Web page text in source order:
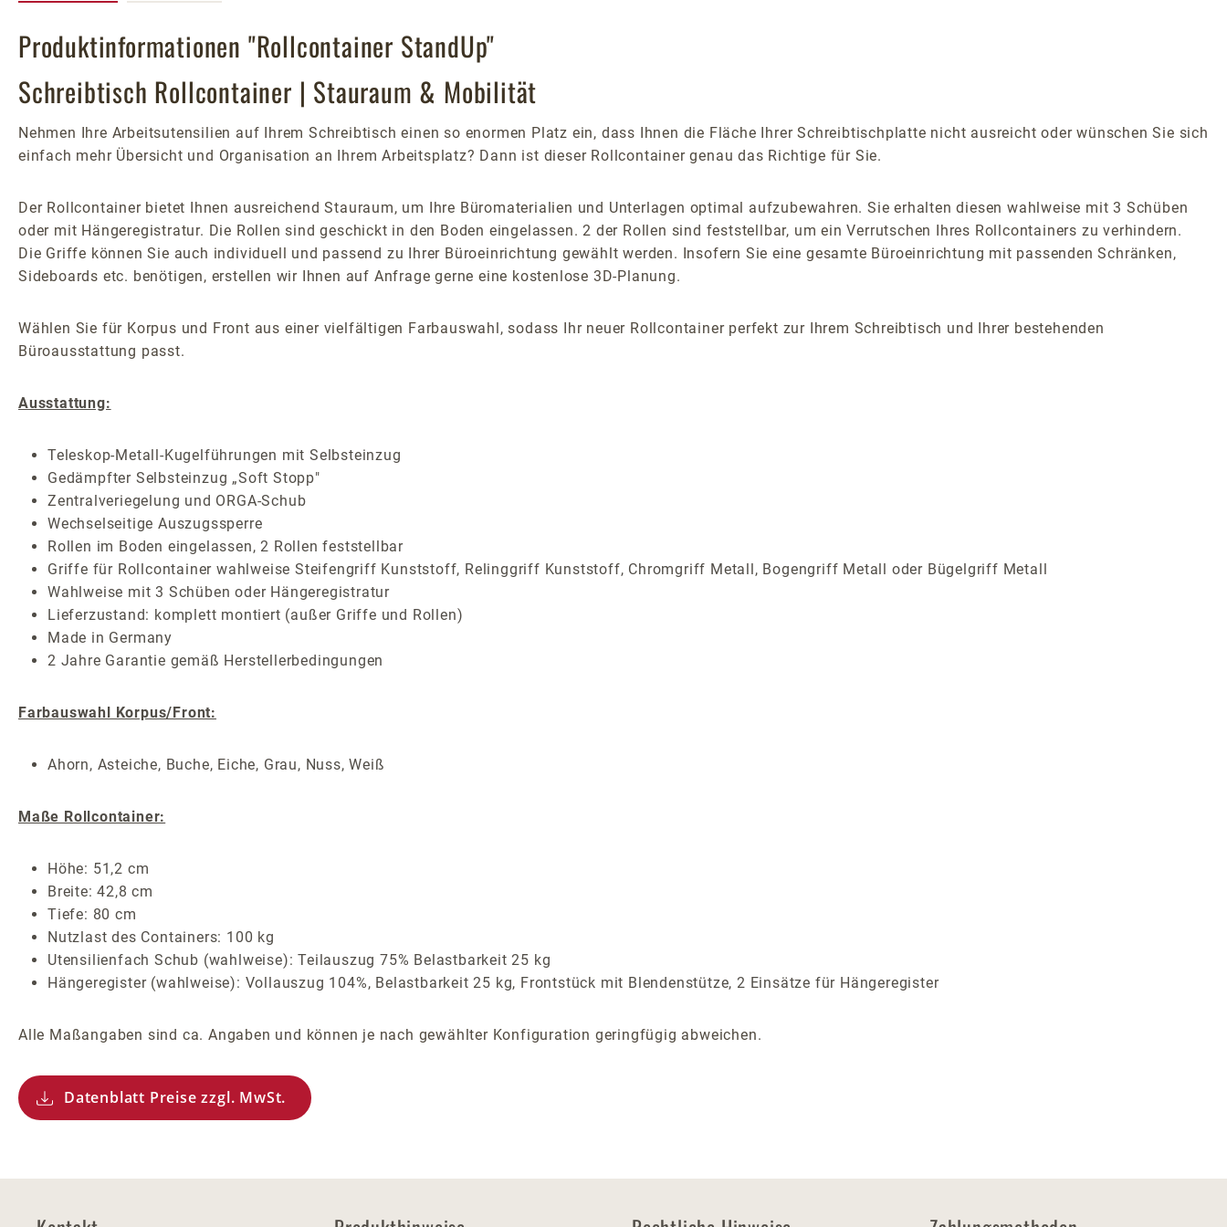
Produktinformationen "Rollcontainer StandUp"
Schreibtisch Rollcontainer | Stauraum & Mobilität
Nehmen Ihre Arbeitsutensilien auf Ihrem Schreibtisch einen so enormen Platz ein, dass Ihnen die Fläche Ihrer Schreibtischplatte nicht ausreicht oder wünschen Sie sich
einfach mehr Übersicht und Organisation an Ihrem Arbeitsplatz? Dann ist dieser Rollcontainer genau das Richtige für Sie.
Der Rollcontainer bietet Ihnen ausreichend Stauraum, um Ihre Büromaterialien und Unterlagen optimal aufzubewahren. Sie erhalten diesen wahlweise mit 3 Schüben
oder mit Hängeregistratur. Die Rollen sind geschickt in den Boden eingelassen. 2 der Rollen sind feststellbar, um ein Verrutschen Ihres Rollcontainers zu verhindern.
Die Griffe können Sie auch individuell und passend zu Ihrer Büroeinrichtung gewählt werden. Insofern Sie eine gesamte Büroeinrichtung mit passenden Schränken,
Sideboards etc. benötigen, erstellen wir Ihnen auf Anfrage gerne eine kostenlose 3D-Planung.
Wählen Sie für Korpus und Front aus einer vielfältigen Farbauswahl, sodass Ihr neuer Rollcontainer perfekt zur Ihrem Schreibtisch und Ihrer bestehenden
Büroausstattung passt.
Ausstattung:
Teleskop-Metall-Kugelführungen mit Selbsteinzug
Gedämpfter Selbsteinzug „Soft Stopp"
Zentralveriegelung und ORGA-Schub
Wechselseitige Auszugssperre
Rollen im Boden eingelassen, 2 Rollen feststellbar
Griffe für Rollcontainer wahlweise Steifengriff Kunststoff, Relinggriff Kunststoff, Chromgriff Metall, Bogengriff Metall oder Bügelgriff Metall
Wahlweise mit 3 Schüben oder Hängeregistratur
Lieferzustand: komplett montiert (außer Griffe und Rollen)
Made in Germany
2 Jahre Garantie gemäß Herstellerbedingungen
Farbauswahl Korpus/Front:
Ahorn, Asteiche, Buche, Eiche, Grau, Nuss, Weiß
Maße Rollcontainer:
Höhe: 51,2 cm
Breite: 42,8 cm
Tiefe: 80 cm
Nutzlast des Containers: 100 kg
Utensilienfach Schub (wahlweise): Teilauszug 75% Belastbarkeit 25 kg
Hängeregister (wahlweise): Vollauszug 104%, Belastbarkeit 25 kg, Frontstück mit Blendenstütze, 2 Einsätze für Hängeregister
Alle Maßangaben sind ca. Angaben und können je nach gewählter Konfiguration geringfügig abweichen.
Datenblatt Preise zzgl. MwSt.